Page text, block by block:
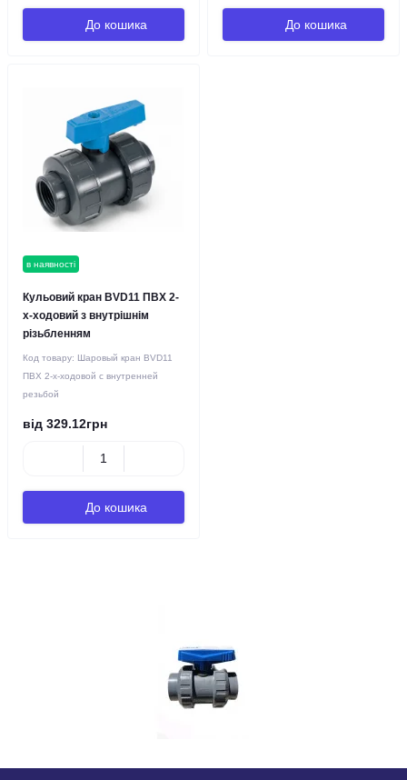
До кошика До кошика
в наявності
Кульовий кран BVD11 ПВХ 2-
х-ходовий з внутрішнім
різьбленням
Код товару: Шаровый кран BVD11
ПВХ 2-х-ходовой с внутренней
резьбой
від 329.12грн
До кошика